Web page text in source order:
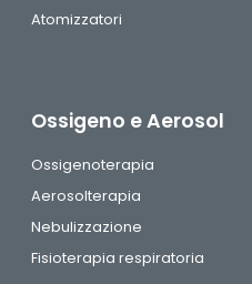
Atomizzatori
Ossigeno e Aerosol
Ossigenoterapia
Aerosolterapia
Nebulizzazione
Fisioterapia respiratoria